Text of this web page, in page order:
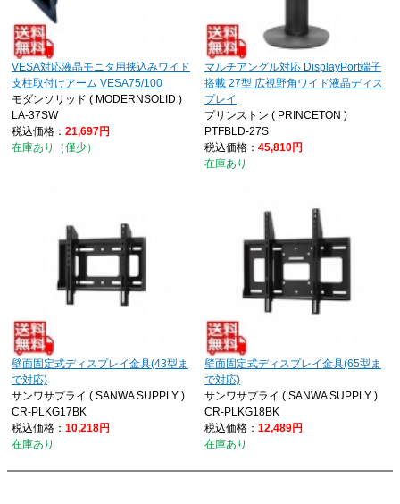
VESA対応液晶モニタ用挟込みワイド
支柱取付けアーム VESA75/100
モダンソリッド ( MODERNSOLID )
LA-37SW
税込価格： 21,697円
在庫あり（僅少）
マルチアングル対応 DisplayPort端子
搭載 27型 広視野角ワイド液晶ディス
プレイ
プリンストン ( PRINCETON )
PTFBLD-27S
税込価格： 45,810円
在庫あり
壁面固定式ディスプレイ金具(43型ま
で対応)
サンワサプライ ( SANWA SUPPLY )
CR-PLKG17BK
税込価格： 10,218円
在庫あり
壁面固定式ディスプレイ金具(65型ま
で対応)
サンワサプライ ( SANWA SUPPLY )
CR-PLKG18BK
税込価格： 12,489円
在庫あり